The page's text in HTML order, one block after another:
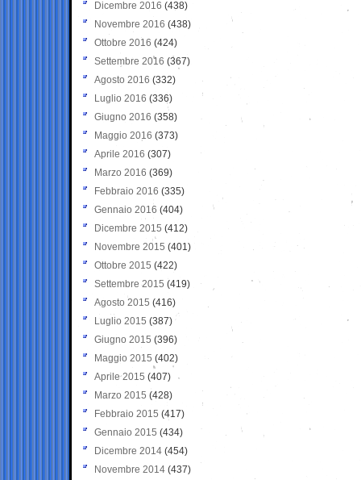
Dicembre 2016 (438)
Novembre 2016 (438)
Ottobre 2016 (424)
Settembre 2016 (367)
Agosto 2016 (332)
Luglio 2016 (336)
Giugno 2016 (358)
Maggio 2016 (373)
Aprile 2016 (307)
Marzo 2016 (369)
Febbraio 2016 (335)
Gennaio 2016 (404)
Dicembre 2015 (412)
Novembre 2015 (401)
Ottobre 2015 (422)
Settembre 2015 (419)
Agosto 2015 (416)
Luglio 2015 (387)
Giugno 2015 (396)
Maggio 2015 (402)
Aprile 2015 (407)
Marzo 2015 (428)
Febbraio 2015 (417)
Gennaio 2015 (434)
Dicembre 2014 (454)
Novembre 2014 (437)